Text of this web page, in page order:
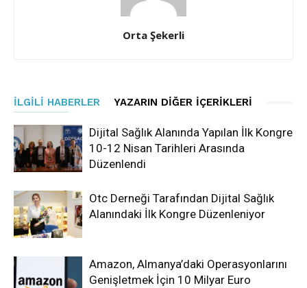
Orta Şekerli
İLGILI HABERLER YAZARIN DIĞER İÇERIKLERI
Dijital Sağlık Alanında Yapılan İlk Kongre
10-12 Nisan Tarihleri Arasında
Düzenlendi
Otc Derneği Tarafından Dijital Sağlık
Alanındaki İlk Kongre Düzenleniyor
Amazon, Almanya’daki Operasyonlarını
Genişletmek İçin 10 Milyar Euro